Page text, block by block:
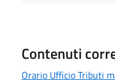
Contenuti
Orario Ufficio Tributi